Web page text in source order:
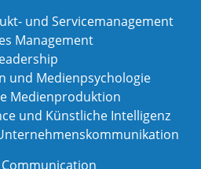
und Servicemanagement
Management
und Medienpsychologie
Medienproduktion
und Künstliche Intelligenz
Communication